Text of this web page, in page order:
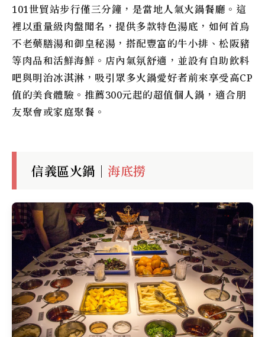
101世貿站步行僅三分鐘，是當地人氣火鍋餐廳。這
裡以重量級肉盤聞名，提供多款特色湯底，如何首烏
不老藥膳湯和御皇秘湯，搭配豐富的牛小排、松阪豬
等肉品和活鮮海鮮。店內氣氛舒適，並設有自助飲料
吧與明治冰淇淋，吸引眾多火鍋愛好者前來享受高CP
值的美食體驗。推薦300元起的超值個人鍋，適合朋
友聚會或家庭聚餐。
信義區火鍋｜ 海底撈